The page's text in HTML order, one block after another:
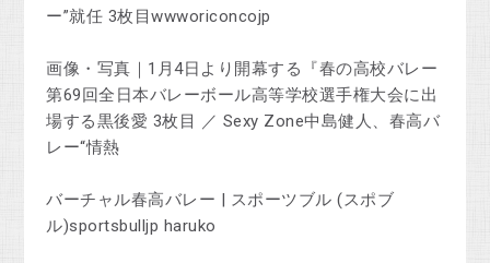
ー”就任 3枚目wwworiconcojp
画像・写真｜1月4日より開幕する『春の高校バレー
第69回全日本バレーボール高等学校選手権大会に出
場する黒後愛 3枚目 ／ Sexy Zone中島健人、春高バ
レー“情熱
バーチャル春高バレー | スポーツブル (スポブ
ル)sportsbulljp haruko